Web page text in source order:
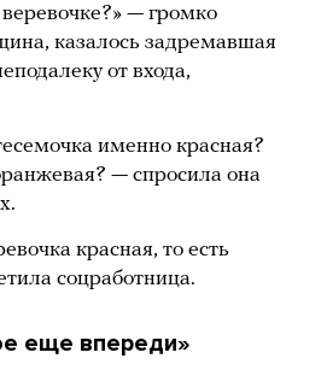
— громко
казалось задремавшая
от входа,
именно красная?
— спросила она
красная, то есть
соцработница.
еще впереди»